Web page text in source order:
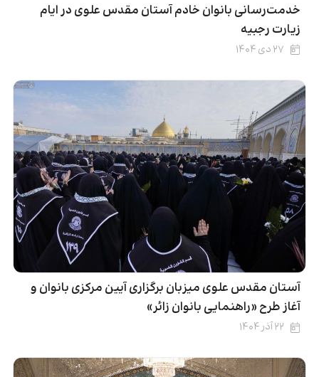
خدمت‌رسانی بانوان خادم آستان مقدس علوی در ایام
زیارت رجبیه
۲۷ دی ۱۴۰۴
آستان مقدس علوی میزبان برگزاری آیین مرکزی بانوان و
آغاز طرح «راهنمایی بانوان زائر»
۲۲ آذر ۱۴۰۴